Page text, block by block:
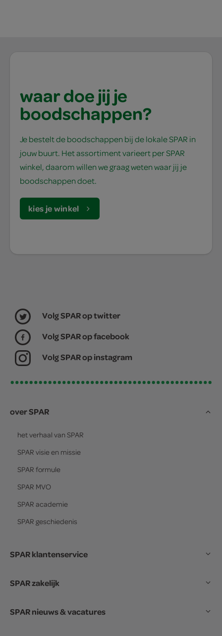
waar doe jij je
boodschappen?
Je bestelt de boodschappen bij de lokale SPAR in
jouw buurt. Het assortiment varieert per SPAR
winkel, daarom willen we graag weten waar jij je
boodschappen doet.
kies je winkel
Volg SPAR op twitter
Volg SPAR op facebook
Volg SPAR op instagram
over SPAR
het verhaal van SPAR
SPAR visie en missie
SPAR formule
SPAR MVO
SPAR academie
SPAR geschiedenis
SPAR klantenservice
SPAR zakelijk
SPAR nieuws & vacatures